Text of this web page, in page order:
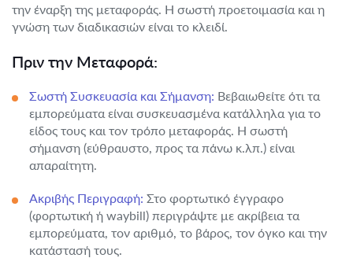
την έναρξη της μεταφοράς. Η σωστή προετοιμασία και η
γνώση των διαδικασιών είναι το κλειδί.
Πριν την Μεταφορά:
Σωστή Συσκευασία και Σήμανση: Βεβαιωθείτε ότι τα
εμπορεύματα είναι συσκευασμένα κατάλληλα για το
είδος τους και τον τρόπο μεταφοράς. Η σωστή
σήμανση (εύθραυστο, προς τα πάνω κ.λπ.) είναι
απαραίτητη.
Ακριβής Περιγραφή: Στο φορτωτικό έγγραφο
(φορτωτική ή waybill) περιγράψτε με ακρίβεια τα
εμπορεύματα, τον αριθμό, το βάρος, τον όγκο και την
κατάστασή τους.